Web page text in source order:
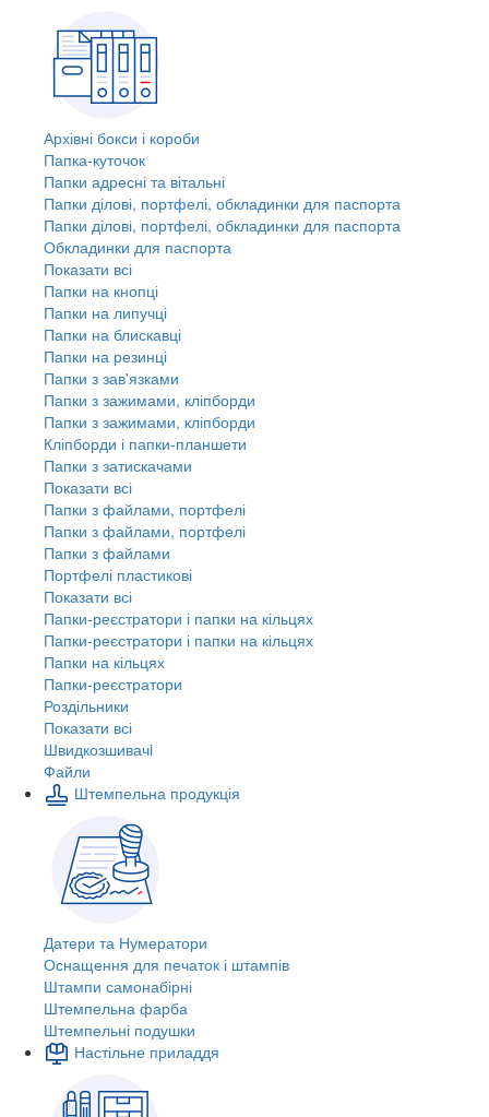
Архівні бокси і короби
Папка-куточок
Папки адресні та вітальні
Папки ділові, портфелі, обкладинки для паспорта
Папки ділові, портфелі, обкладинки для паспорта
Обкладинки для паспорта
Показати всі
Папки на кнопці
Папки на липучці
Папки на блискавці
Папки на резинці
Папки з зав'язками
Папки з зажимами, кліпборди
Папки з зажимами, кліпборди
Кліпборди і папки-планшети
Папки з затискачами
Показати всі
Папки з файлами, портфелі
Папки з файлами, портфелі
Папки з файлами
Портфелі пластикові
Показати всі
Папки-реєстратори і папки на кільцях
Папки-реєстратори і папки на кільцях
Папки на кільцях
Папки-реєстратори
Роздільники
Показати всі
Швидкозшивачi
Файли
Штемпельна продукція
Датери та Нумератори
Оснащення для печаток і штампів
Штампи самонабірні
Штемпельна фарба
Штемпельні подушки
Настільне приладдя